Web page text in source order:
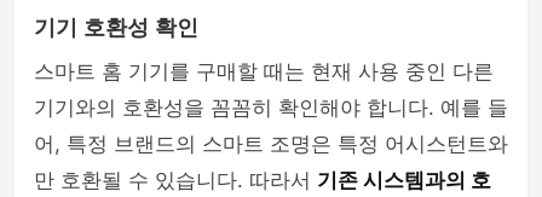
기기 호환성 확인
스마트 홈 기기를 구매할 때는 현재 사용 중인 다른
기기와의 호환성을 꼼꼼히 확인해야 합니다. 예를 들
어, 특정 브랜드의 스마트 조명은 특정 어시스턴트와
만 호환될 수 있습니다. 따라서 기존 시스템과의 호